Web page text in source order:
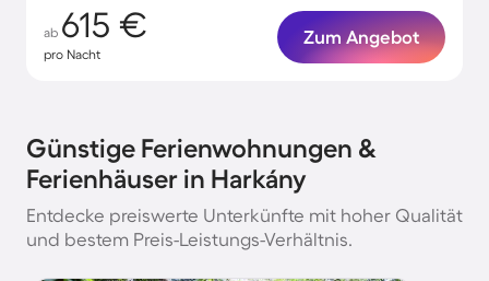
ab 615 €
pro Nacht
Zum Angebot
Günstige Ferienwohnungen &
Ferienhäuser in Harkány
Entdecke preiswerte Unterkünfte mit hoher Qualität
und bestem Preis-Leistungs-Verhältnis.